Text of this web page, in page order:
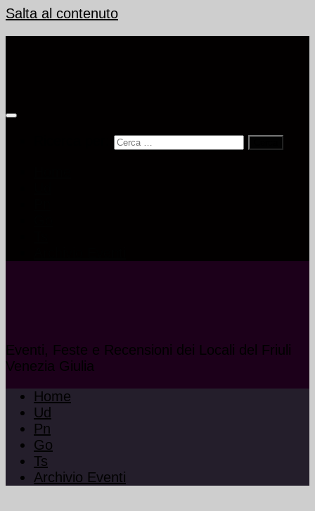
Salta al contenuto
Eventi, Feste e Recensioni dei Locali del Friuli
Venezia Giulia
Home
Ud
Pn
Go
Ts
Archivio Eventi